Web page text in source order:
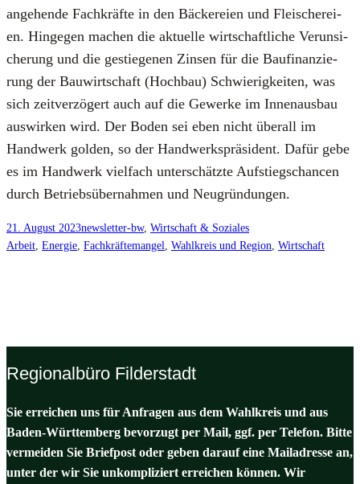
ange­hen­de Fach­kräf­te in den Bäcke­rei­en und Flei­sche­rei­
en. Hin­ge­gen machen die aktu­el­le wirt­schaft­li­che Ver­un­si­
che­rung und die gestie­ge­nen Zin­sen für die Bau­fi­nan­zie­
rung der Bau­wirt­schaft (Hoch­bau) Schwie­rig­kei­ten, was
sich zeit­ver­zö­gert auch auf die Gewer­ke im Innen­aus­bau
aus­wir­ken wird. Der Boden sei eben nicht über­all im
Hand­werk gol­den, so der Hand­werks­prä­si­dent. Dafür gebe
es im Hand­werk viel­fach unter­schätz­te Auf­stiegs­chan­cen
durch Betriebs­über­nah­men und Neu­grün­dun­gen.
21. August 2023newsletter-bw, Wirtschaft & Soziales
Arbeit Energie Fachkräftemangel Wahlkreis und Region Wirtschaft
Regionalbüro Filderstadt
Sie erreichen uns für Anfragen aus dem Wahlkreis und aus
Baden-Württemberg bevorzugt per Mail, ggf. per Telefon. Bitte
vermeiden Sie Briefpost oder geben darauf eine Mailadresse an,
unter der wir Sie unkompliziert erreichen können. Wir